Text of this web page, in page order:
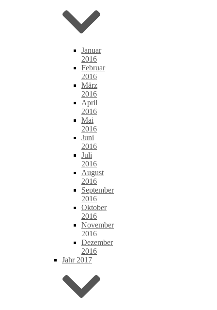
Januar
2016
Februar
2016
März
2016
April
2016
Mai
2016
Juni
2016
Juli
2016
August
2016
September
2016
Oktober
2016
November
2016
Dezember
2016
Jahr 2017